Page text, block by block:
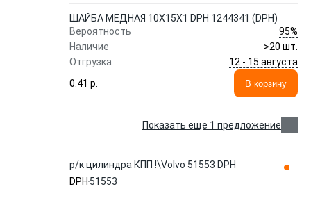
ШАЙБА МЕДНАЯ 10X15X1 DPH 1244341 (DPH)
Вероятность
95%
Наличие
>20 шт.
Отгрузка
12 - 15 августа
0.41 p.
В корзину
Показать еще 1 предложение
р/к цилиндра КПП !\Volvo 51553 DPH
DPH 51553